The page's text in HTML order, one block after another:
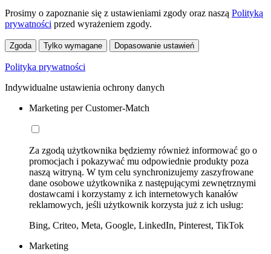
Prosimy o zapoznanie się z ustawieniami zgody oraz naszą Polityką
prywatności przed wyrażeniem zgody.
Zgoda Tylko wymagane Dopasowanie ustawień
Polityka prywatności
Indywidualne ustawienia ochrony danych
Marketing per Customer-Match
Za zgodą użytkownika będziemy również informować go o
promocjach i pokazywać mu odpowiednie produkty poza
naszą witryną. W tym celu synchronizujemy zaszyfrowane
dane osobowe użytkownika z następującymi zewnętrznymi
dostawcami i korzystamy z ich internetowych kanałów
reklamowych, jeśli użytkownik korzysta już z ich usług:
Bing, Criteo, Meta, Google, LinkedIn, Pinterest, TikTok
Marketing